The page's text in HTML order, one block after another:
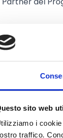
sito web
i
traffico.
che
forma
ancora